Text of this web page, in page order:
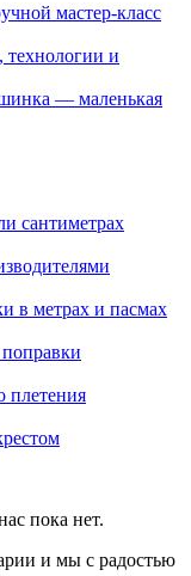
мастер-класс
и
— маленькая
сантиметрах
в метрах и пасмах
плетения
пока нет.
и мы с радостью